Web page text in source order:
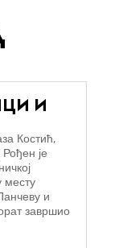
И
Костић,
је
месту
и
завршио